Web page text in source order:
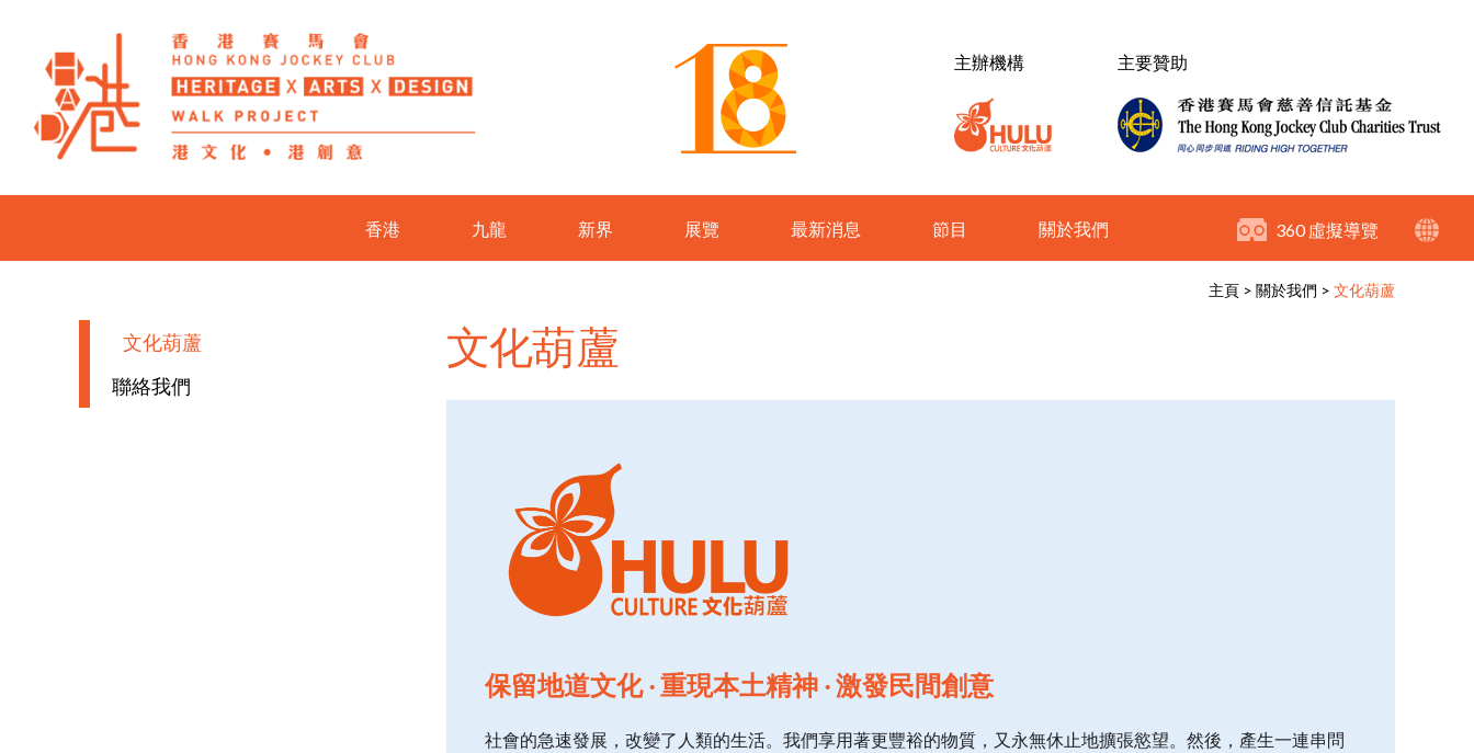
主辦機構 主要贊助
360 虛擬導覽
香港 九龍 新界 展覽 最新消息 節目 關於我們
主頁 > 關於我們 > 文化葫蘆
文化葫蘆
聯絡我們
文化葫蘆
保留地道文化 ‧ 重現本土精神 ‧ 激發民間創意
社會的急速發展，改變了人類的生活。我們享用著更豐裕的物質，又永無休止地擴張慾望。然後，產生一連串問